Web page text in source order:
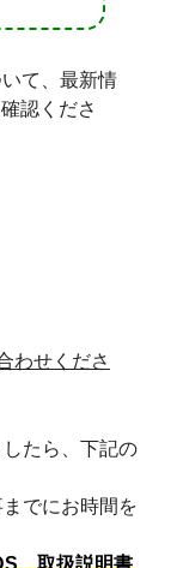
て、最新情
認くださ
わせくださ
たら、下記の
でにお時間を